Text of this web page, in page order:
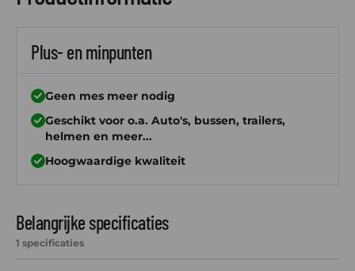
Plus- en minpunten
Geen mes meer nodig
Geschikt voor o.a. Auto's, bussen, trailers,
helmen en meer...
Hoogwaardige kwaliteit
Belangrijke specificaties
1 specificaties